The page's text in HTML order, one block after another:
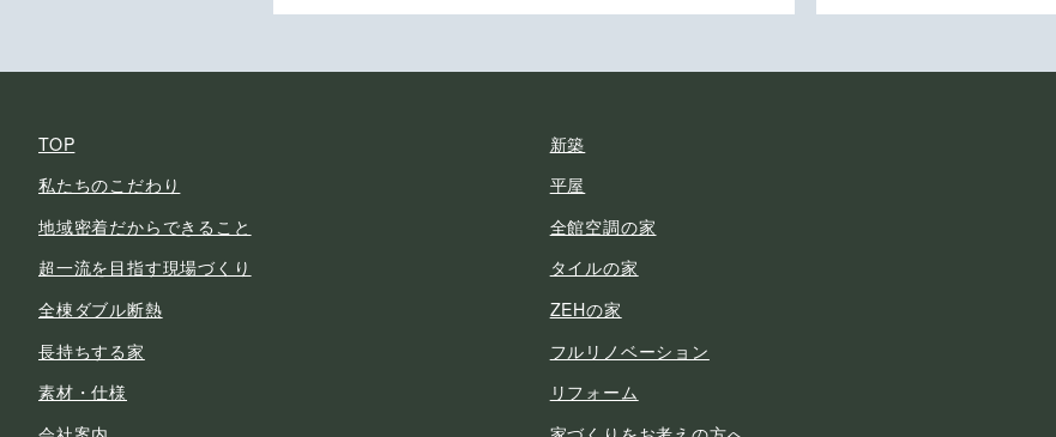
TOP
私たちのこだわり
地域密着だからできること
超一流を目指す現場づくり
全棟ダブル断熱
長持ちする家
素材・仕様
新築
平屋
全館空調の家
タイルの家
ZEHの家
フルリノベーション
リフォーム